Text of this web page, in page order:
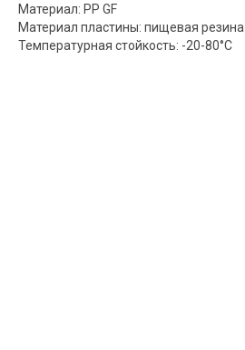
Материал: РР GF
Материал пластины: пищевая резина
Температурная стойкость: -20-80°C